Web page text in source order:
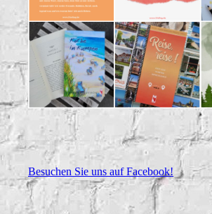
Besuchen Sie uns auf Facebook!